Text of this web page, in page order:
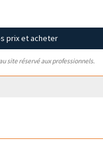
prix et acheter
site réservé aux professionnels.